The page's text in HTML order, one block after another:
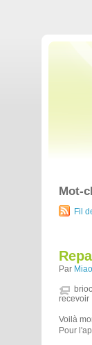
Mot-
Fil
Par
recevoir
Voilà
Pour